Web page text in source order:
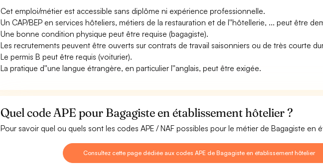
Cet emploi/métier est accessible sans diplôme ni expérience professionnelle.
Un CAP/BEP en services hôteliers, métiers de la restauration et de l''hôtellerie, ... peut être
Une bonne condition physique peut être requise (bagagiste).
Les recrutements peuvent être ouverts sur contrats de travail saisonniers ou de très courte
Le permis B peut être requis (voiturier).
La pratique d''une langue étrangère, en particulier l''anglais, peut être exigée.
Quel code APE pour Bagagiste en établissement hôtelier ?
Pour savoir quel ou quels sont les codes APE / NAF possibles pour le métier de Bagagiste en
Consultez cette page dédiée aux codes APE de Bagagiste en établissement hôtelier